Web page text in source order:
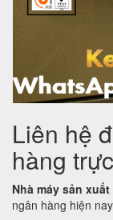
Liên hệ
hàng
Nhà máy sản
ngân hàng hiện